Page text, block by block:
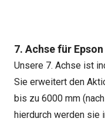
7. Achse für
Unsere 7. Achse ist
Sie erweitert den
bis zu 6000 mm
hierdurch werden sie